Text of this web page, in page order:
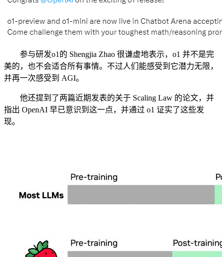
参与研发o1的 Shengjia Zhao 很谦虚地表示，o1 并不是完
美的，也不会适合所有事情。不过人们能感受到它潜力无限，
并再一次感受到 AGI。
他还提到了两篇近期发表的关于 Scaling Law 的论文，并
指出 OpenAI 早已意识到这一点，并通过 o1 证实了这些发
现。